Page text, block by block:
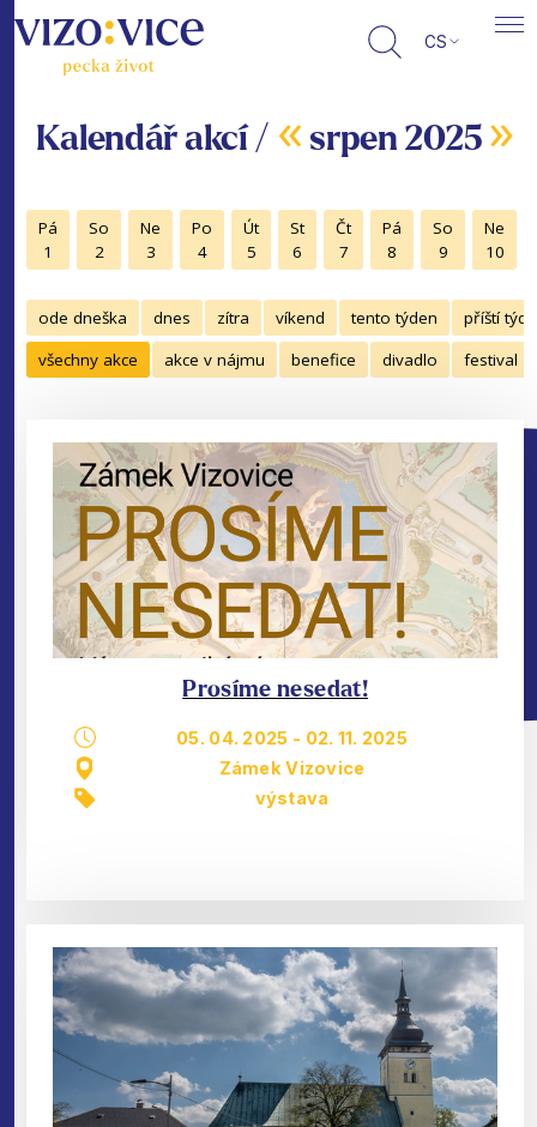
CS
Kalendář akcí / « srpen 2025 »
Pá
1
So
2
Ne
3
Po
4
Út
5
St
6
Čt
7
Pá
8
So
9
Ne
10
ode dneška dnes zítra víkend tento týden
příští
všechny akce
akce v nájmu benefice divadlo festival
Prosíme nesedat!
05. 04. 2025 - 02. 11. 2025
Zámek Vizovice
výstava